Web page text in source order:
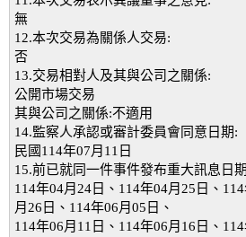
無
12.本次交易為關係人交易:
否
13.交易相對人及其與公司之關係:
公開市場交易
其與公司之關係:不適用
14.監察人承認或審計委員會同意日期:
民國114年07月11日
15.前已就同一件事件發布重大訊息日
114年04月24日、114年04月25日、
月26日、114年06月05日、
114年06月11日、114年06月16日、